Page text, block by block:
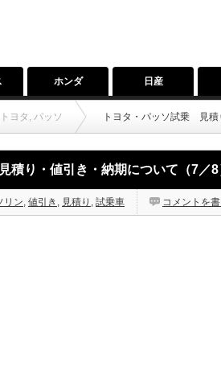
ホンダ 日産
トヨタ , パッソ トヨタ・パッソ試乗 見積
積り・値引き・納期について（7／8
リン, 値引き , 見積り , 試乗車 コメントを書